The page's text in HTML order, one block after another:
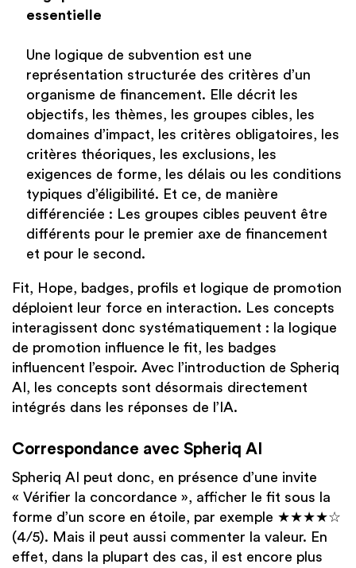
essentielle
Une logique de subvention est une
représentation structurée des critères d’un
organisme de financement. Elle décrit les
objectifs, les thèmes, les groupes cibles, les
domaines d’impact, les critères obligatoires, les
critères théoriques, les exclusions, les
exigences de forme, les délais ou les conditions
typiques d’éligibilité. Et ce, de manière
différenciée : Les groupes cibles peuvent être
différents pour le premier axe de financement
et pour le second.
Fit, Hope, badges, profils et logique de promotion
déploient leur force en interaction. Les concepts
interagissent donc systématiquement : la logique
de promotion influence le fit, les badges
influencent l’espoir. Avec l’introduction de Spheriq
AI, les concepts sont désormais directement
intégrés dans les réponses de l’IA.
Correspondance avec Spheriq AI
Spheriq AI peut donc, en présence d’une invite
« Vérifier la concordance », afficher le fit sous la
forme d’un score en étoile, par exemple ★★★★☆
(4/5). Mais il peut aussi commenter la valeur. En
effet, dans la plupart des cas, il est encore plus